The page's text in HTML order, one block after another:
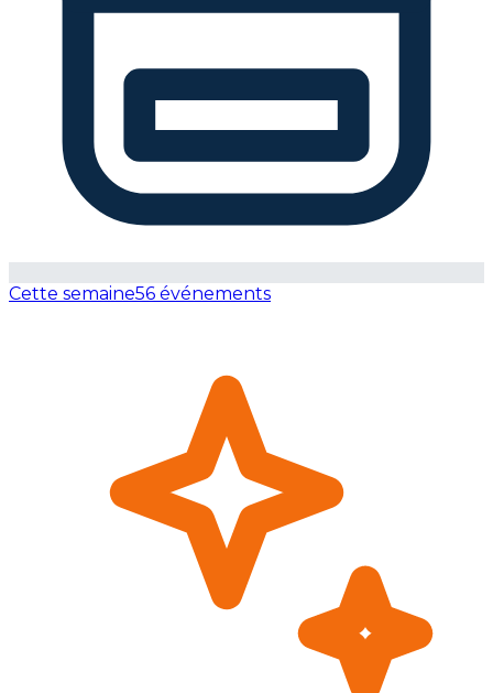
Cette semaine56 événements